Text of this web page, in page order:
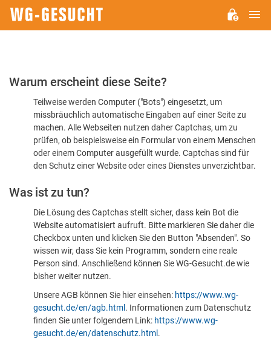
Bitte
dass
sind
Warum erscheint diese Seite?
Teilweise werden Computer ("Bots") eingesetzt, um
missbräuchlich automatische Eingaben auf einer Seite zu
machen. Alle Webseiten nutzen daher Captchas, um zu
prüfen, ob beispielsweise ein Formular von einem Menschen
oder einem Computer ausgefüllt wurde. Captchas sind für
den Schutz einer Website oder eines Dienstes unverzichtbar.
Was ist zu tun?
Die Lösung des Captchas stellt sicher, dass kein Bot die
Website automatisiert aufruft. Bitte markieren Sie daher die
Checkbox unten und klicken Sie den Button "Absenden". So
wissen wir, dass Sie kein Programm, sondern eine reale
Person sind. Anschließend können Sie WG-Gesucht.de wie
bisher weiter nutzen.
Unsere AGB können Sie hier einsehen: https://www.wg-
gesucht.de/en/agb.html . Informationen zum Datenschutz
finden Sie unter folgendem Link: https://www.wg-
gesucht.de/en/datenschutz.html .